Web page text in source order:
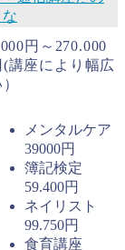
な
円～270.000
(講座により幅広
メンタルケア
39000円
簿記検定
59.400円
ネイリスト
99.750円
食育講座